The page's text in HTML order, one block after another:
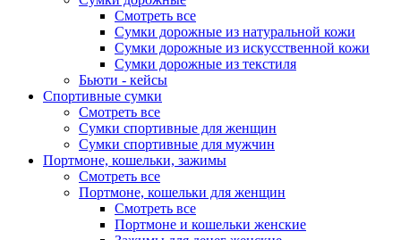
Смотреть все
Сумки дорожные из натуральной кожи
Сумки дорожные из искусственной кожи
Сумки дорожные из текстиля
Бьюти - кейсы
Спортивные сумки
Смотреть все
Сумки спортивные для женщин
Сумки спортивные для мужчин
Портмоне, кошельки, зажимы
Смотреть все
Портмоне, кошельки для женщин
Смотреть все
Портмоне и кошельки женские